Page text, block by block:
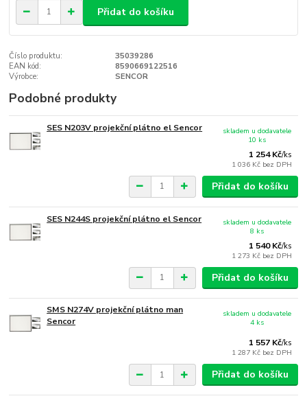
Přidat do košíku
Číslo produktu:
35039286
EAN kód:
8590669122516
Výrobce:
SENCOR
Podobné produkty
SES N203V projekční plátno el Sencor
1 254 Kč/ks
1 036 Kč bez DPH
skladem u dodavatele
10 ks
Přidat do košíku
SES N244S projekční plátno el Sencor
1 540 Kč/ks
1 273 Kč bez DPH
skladem u dodavatele
8 ks
Přidat do košíku
SMS N274V projekční plátno man
Sencor
1 557 Kč/ks
1 287 Kč bez DPH
skladem u dodavatele
4 ks
Přidat do košíku